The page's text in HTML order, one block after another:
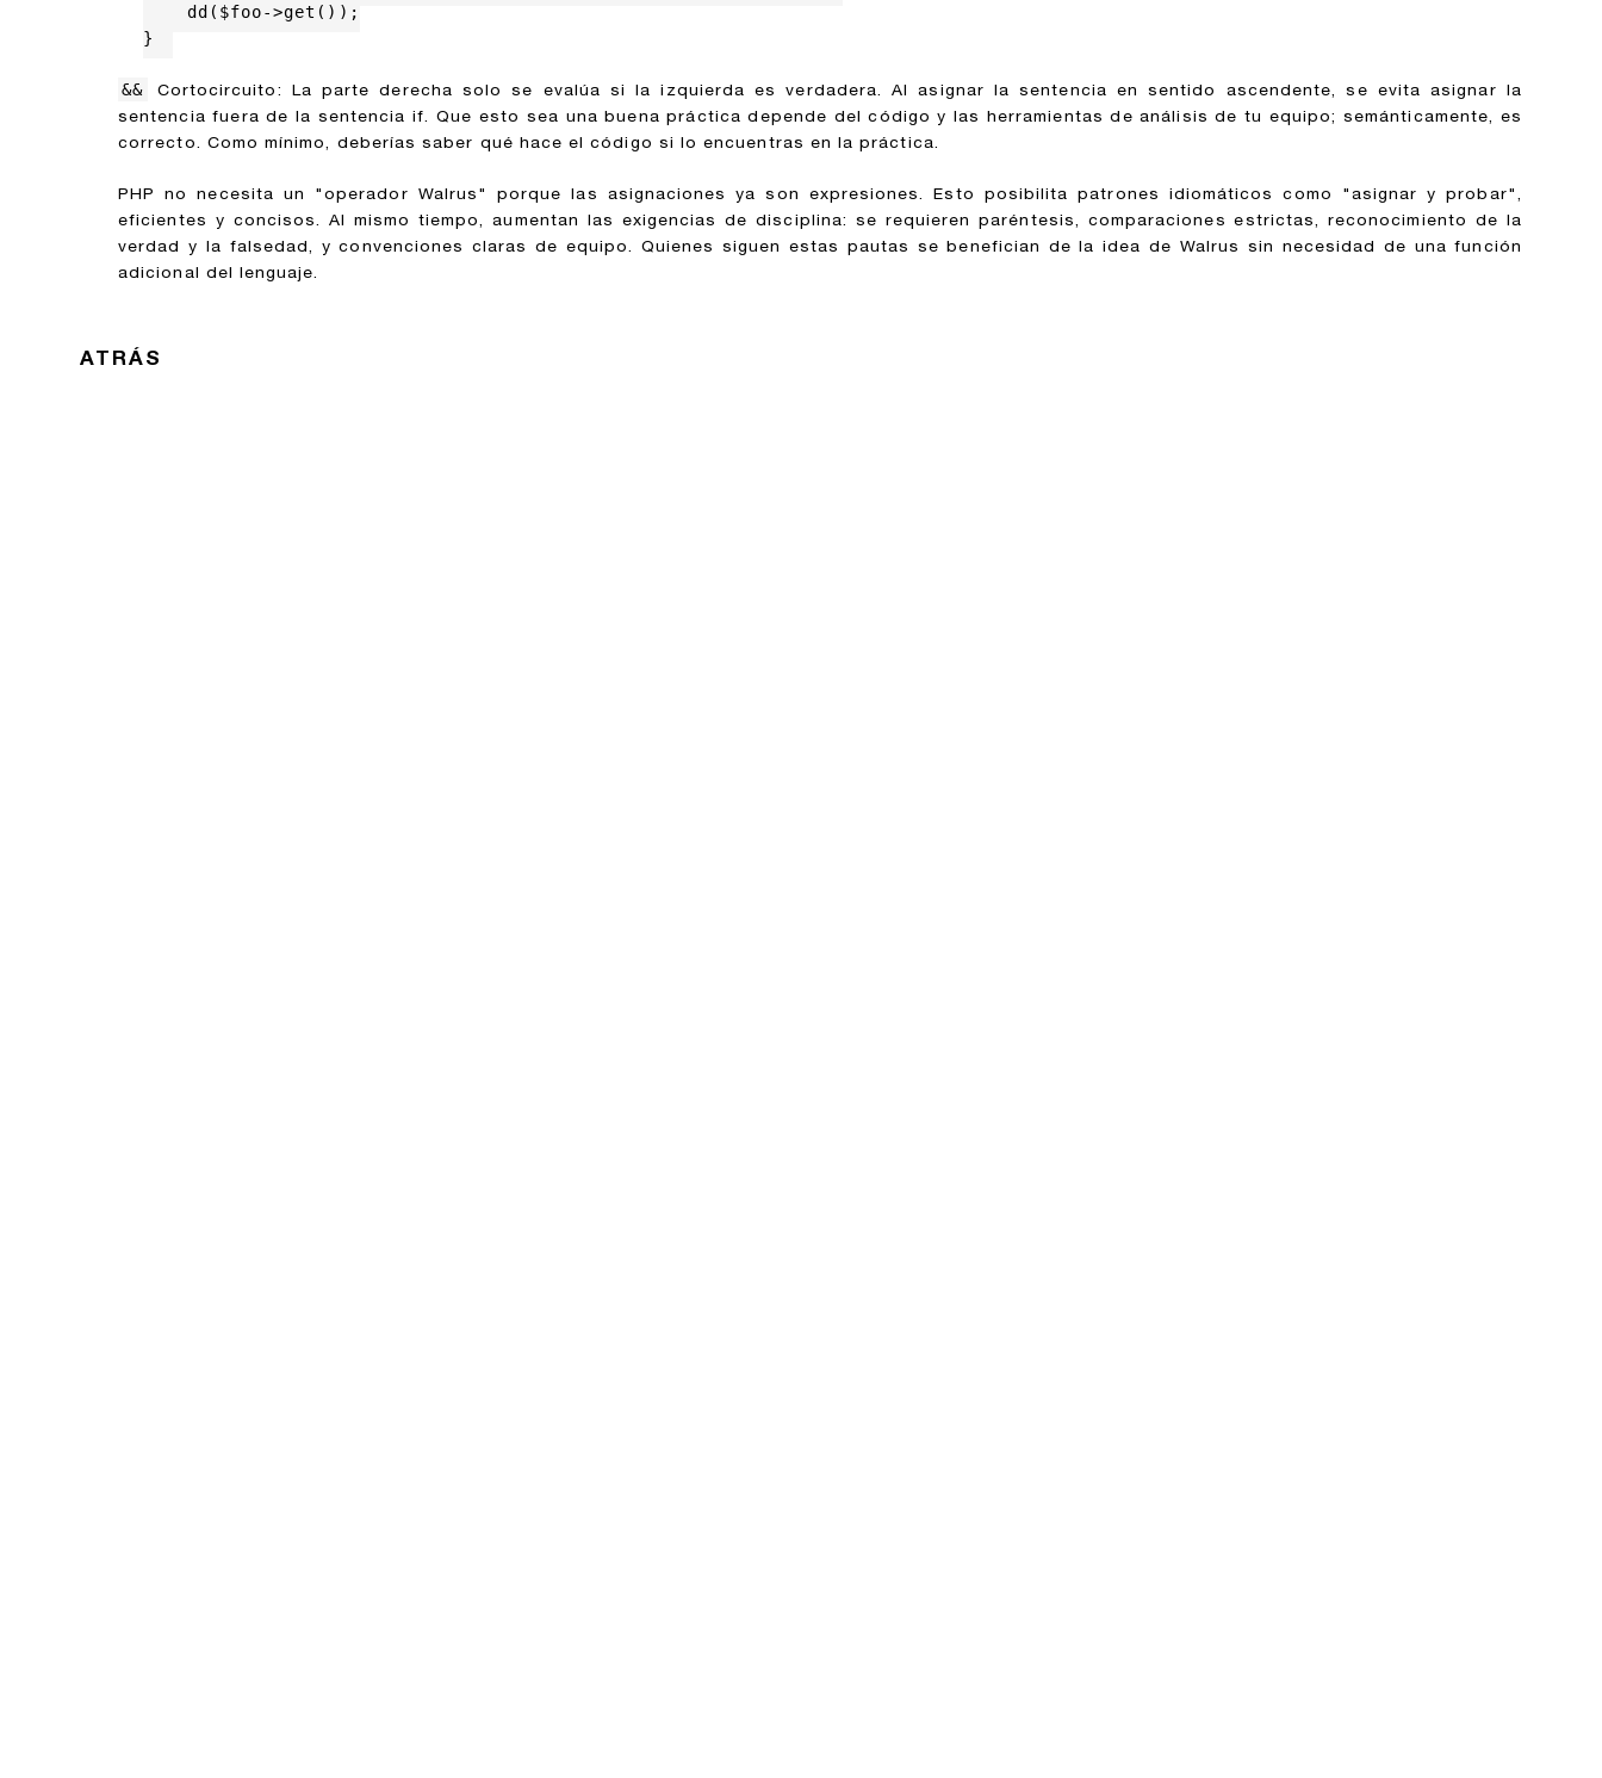
dd($foo->get());
}
&&
Cortocircuito: La parte derecha solo se evalúa si la izquierda es verdadera. Al asignar la sentencia en sentido ascendente, se evita asignar la
sentencia fuera de la sentencia if. Que esto sea una buena práctica depende del código y las herramientas de análisis de tu equipo; semánticamente, es
correcto. Como mínimo, deberías saber qué hace el código si lo encuentras en la práctica.
PHP no necesita un "operador Walrus" porque las asignaciones ya son expresiones. Esto posibilita patrones idiomáticos como "asignar y probar",
eficientes y concisos. Al mismo tiempo, aumentan las exigencias de disciplina: se requieren paréntesis, comparaciones estrictas, reconocimiento de la
verdad y la falsedad, y convenciones claras de equipo. Quienes siguen estas pautas se benefician de la idea de Walrus sin necesidad de una función
adicional del lenguaje.
ATRÁS